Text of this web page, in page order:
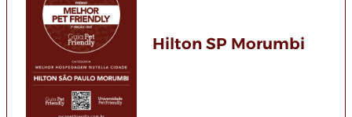
Hilton SP Morumbi